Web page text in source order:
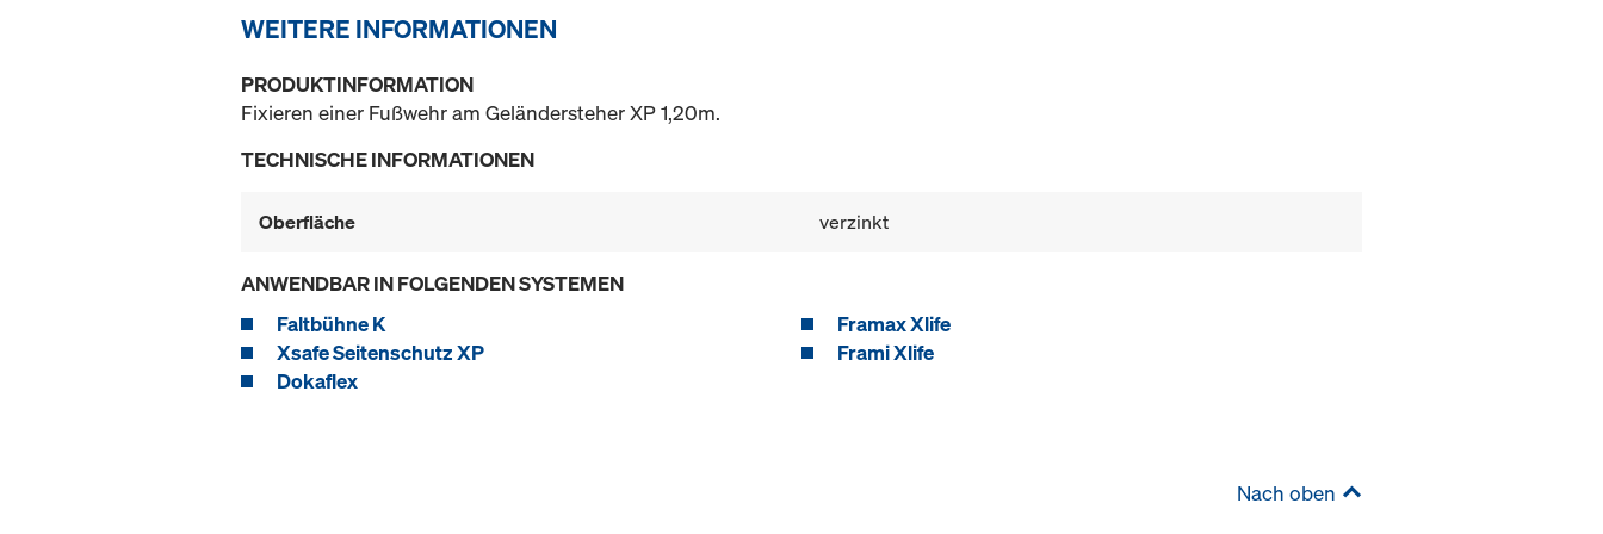
WEITERE INFORMATIONEN
PRODUKTINFORMATION
Fixieren einer Fußwehr am Geländersteher XP 1,20m.
TECHNISCHE INFORMATIONEN
Oberfläche verzinkt
ANWENDBAR IN FOLGENDEN SYSTEMEN
Faltbühne K
Framax Xlife
Xsafe Seitenschutz XP
Frami Xlife
Dokaflex
Nach oben